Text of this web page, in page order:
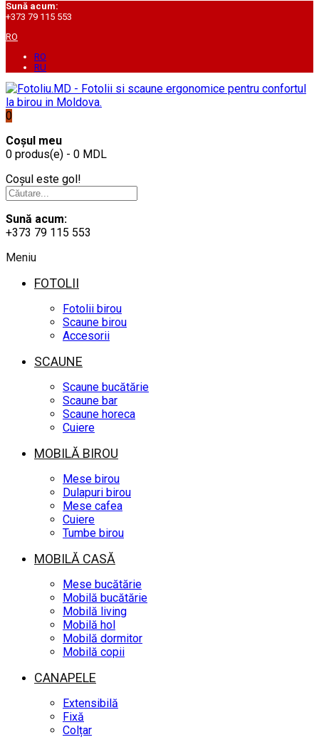
Sună acum:
+373 79 115 553
RO
RO
RU
0
Coșul meu
0 produs(e) - 0 MDL
Coșul este gol!
Sună acum:
+373 79 115 553
Meniu
FOTOLII
Fotolii birou
Scaune birou
Accesorii
SCAUNE
Scaune bucătărie
Scaune bar
Scaune horeca
Cuiere
MOBILĂ BIROU
Mese birou
Dulapuri birou
Mese cafea
Cuiere
Tumbe birou
MOBILĂ CASĂ
Mese bucătărie
Mobilă bucătărie
Mobilă living
Mobilă hol
Mobilă dormitor
Mobilă copii
CANAPELE
Extensibilă
Fixă
Colțar